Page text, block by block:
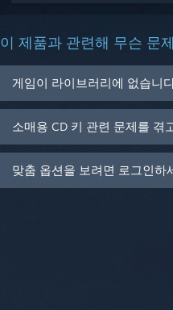
이 제품과 관련해 무슨 문
게임이 라이브러리에 없습니
소매용 CD 키 관련 문제를 겪
맞춤 옵션을 보려면 로그인하